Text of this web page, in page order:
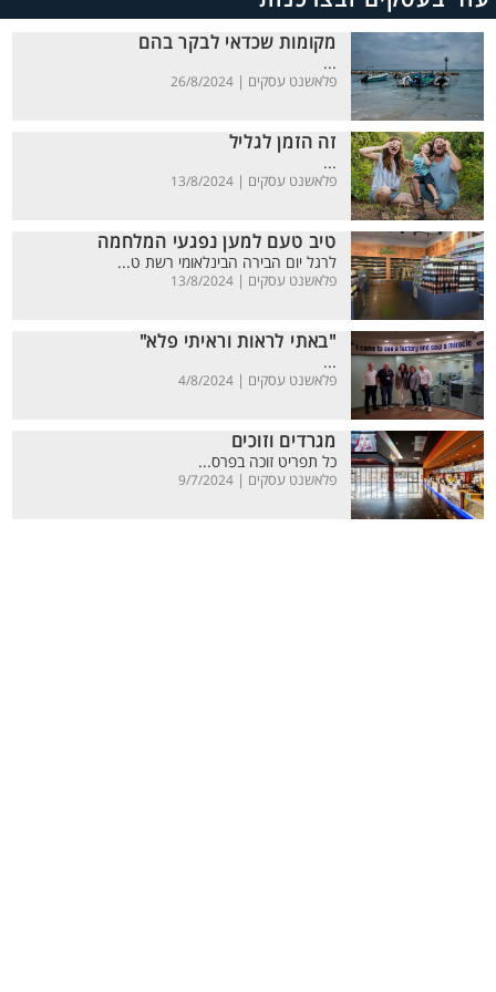
מקומות שכדאי לבקר בהם
...
פלאשנט עסקים | 26/8/2024
זה הזמן לגליל
...
פלאשנט עסקים | 13/8/2024
טיב טעם למען נפגעי המלחמה
לרגל יום הבירה הבינלאומי רשת ט...
פלאשנט עסקים | 13/8/2024
"באתי לראות וראיתי פלא"
...
פלאשנט עסקים | 4/8/2024
מגרדים וזוכים
כל תפריט זוכה בפרס...
פלאשנט עסקים | 9/7/2024